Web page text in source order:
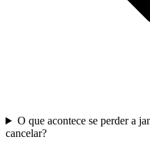
O que acontece se perder a
cancelar?